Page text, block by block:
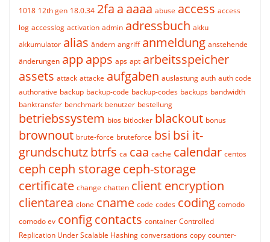
1018 12th gen 18.0.34 2fa a aaaa abuse access access
log accesslog activation admin adressbuch akku
akkumulator alias ändern angriff anmeldung anstehende
änderungen appapps aps apt arbeitsspeicher
assets attack attacke aufgaben auslastung auth auth code
authorative backup backup-code backup-codes backups bandwidth
banktransfer benchmark benutzer bestellung
betriebssystem bios bitlocker blackout bonus
brownout brute-force bruteforce bsi bsi it-
grundschutzbtrfs ca caa cache calendar centos
ceph ceph storageceph-storage
certificate change chatten client encryption
clientarea clone cname code codes coding comodo
comodo ev configcontacts container Controlled
Replication Under Scalable Hashing conversations copy counter-